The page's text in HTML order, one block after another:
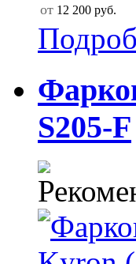
от 12 200 руб.
S205-F